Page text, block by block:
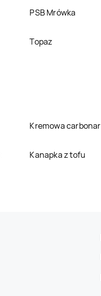
PSB Mrówka
Topaz
Kremowa
Kanapka z tofu